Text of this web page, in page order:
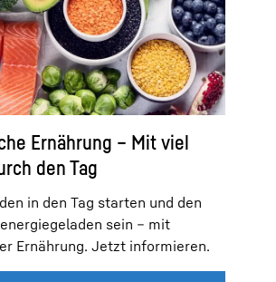
Ernährung – Mit viel
den Tag
in den Tag starten und den
sein – mit
Ernährung. Jetzt informieren.